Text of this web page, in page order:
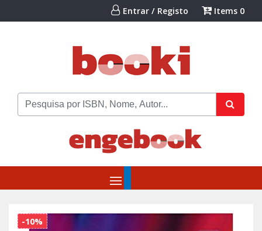
Entrar / Registo Items 0
-10%